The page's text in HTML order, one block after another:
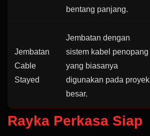
bentang panjang.
Jembatan
Cable
Stayed
Jembatan dengan
sistem kabel penopang
yang biasanya
digunakan pada proyek
besar.
Rayka Perkasa Siap